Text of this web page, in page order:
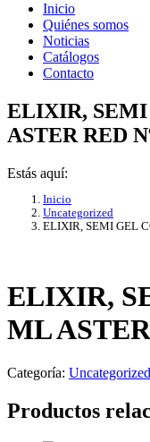
Inicio
Quiénes somos
Noticias
Catálogos
Contacto
ELIXIR,
ASTER RED
Estás aquí:
Inicio
Uncategorized
ELIXIR, SEMI GEL
ELIXIR,
ML
Categoría: Uncategorized
Productos